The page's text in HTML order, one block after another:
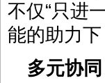
不仅“只进
能的助力
多元协同